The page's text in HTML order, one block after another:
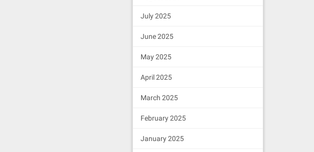
July 2025
June 2025
May 2025
April 2025
March 2025
February 2025
January 2025